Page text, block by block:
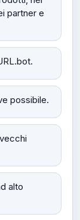
partner e
possibile.
alto